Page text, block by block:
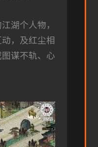
湖个人物，
，及红尘相
谋不轨、心